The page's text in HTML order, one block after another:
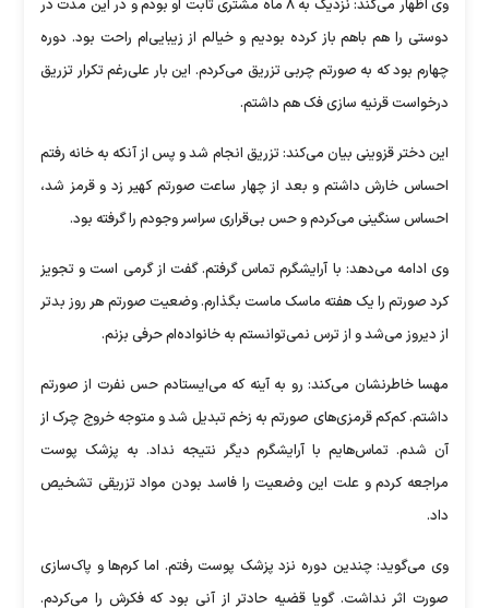
وی اظهار می‌کند: نزدیک به ۸ ماه مشتری ثابت او بودم و در این مدت در
دوستی را هم باهم باز کرده بودیم و خیالم از زیبایی‌ام راحت بود. دوره
چهارم بود که به صورتم چربی تزریق می‌کردم. این بار علی‌رغم تکرار تزریق
درخواست قرنیه سازی فک هم داشتم.
این دختر قزوینی بیان می‌کند: تزریق انجام شد و پس از آنکه به خانه رفتم
احساس خارش داشتم و بعد از چهار ساعت صورتم کهیر زد و قرمز شد،
احساس سنگینی می‌کردم و حس بی‌قراری سراسر وجودم را گرفته بود.
وی ادامه می‌دهد: با آرایشگرم تماس گرفتم. گفت از گرمی است و تجویز
کرد صورتم را یک هفته ماسک ماست بگذارم. وضعیت صورتم هر روز بدتر
از دیروز می‌شد و از ترس نمی‌توانستم به خانواده‌ام حرفی بزنم.
مهسا خاطرنشان می‌کند: رو به آینه که می‌ایستادم حس نفرت از صورتم
داشتم. کم‌کم قرمزی‌های صورتم به زخم تبدیل شد و متوجه خروج چرک از
آن شدم. تماس‌هایم با آرایشگرم دیگر نتیجه نداد. به پزشک پوست
مراجعه کردم و علت این وضعیت را فاسد بودن مواد تزریقی تشخیص
داد.
وی می‌گوید: چندین دوره نزد پزشک پوست رفتم. اما کرم‌ها و پاک‌سازی
صورت اثر نداشت. گویا قضیه حادتر از آنی بود که فکرش را می‌کردم.